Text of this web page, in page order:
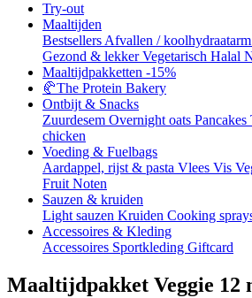
Try-out
Maaltijden
Bestsellers Afvallen / koolhydraatarm
Gezond & lekkerVegetarisch Halal
Maaltijdpakketten -15%
🥐The Protein Bakery
Ontbijt & Snacks
Zuurdesem Overnight oats Pancakes
chicken
Voeding & Fuelbags
Aardappel, rijst & pasta Vlees Vis
Fruit Noten
Sauzen & kruiden
Light sauzen Kruiden Cooking
Accessoires & Kleding
Accessoires Sportkleding Giftcard
Maaltijdpakket Veggie 12